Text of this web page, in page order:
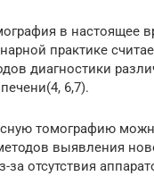
в настоящее
практике
диагностики
6,7).
томографию
выявления
за отсутствия